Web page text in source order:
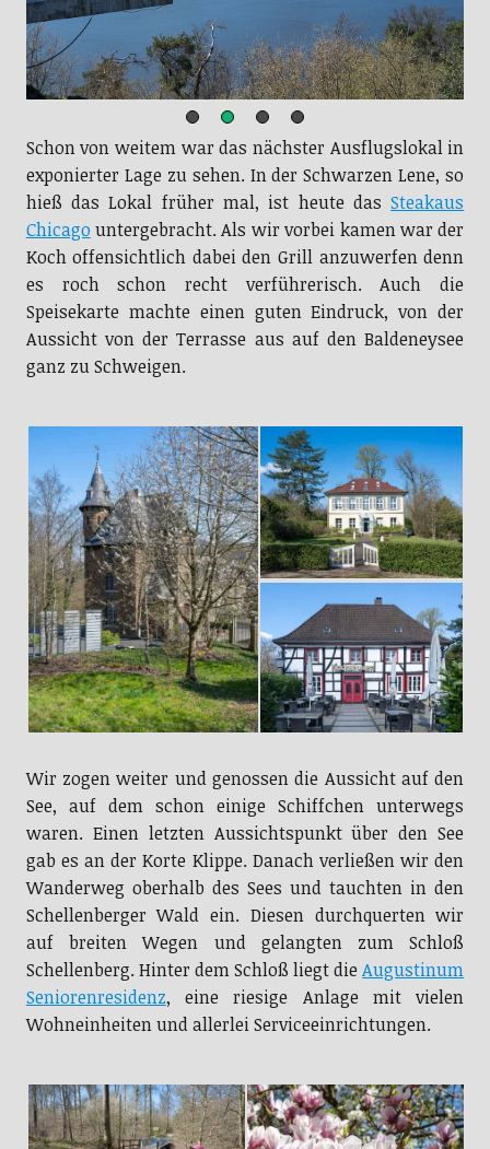
Schon von weitem war das nächster Ausflugslokal in
exponierter Lage zu sehen. In der Schwarzen Lene, so
hieß das Lokal früher mal, ist heute dasSteakaus
Chicago untergebracht. Als wir vorbei kamen war der
Koch offensichtlich dabei den Grill anzuwerfen denn
es roch schon recht verführerisch. Auch die
Speisekarte machte einen guten Eindruck, von der
Aussicht von der Terrasse aus auf den Baldeneysee
ganz zu Schweigen.
Wir zogen weiter und genossen die Aussicht auf den
See, auf dem schon einige Schiffchen unterwegs
waren. Einen letzten Aussichtspunkt über den See
gab es an der Korte Klippe. Danach verließen wir den
Wanderweg oberhalb des Sees und tauchten in den
Schellenberger Wald ein. Diesen durchquerten wir
auf breiten Wegen und gelangten zum Schloß
Schellenberg. Hinter dem Schloß liegt dieAugustinum
Seniorenresidenz, eine riesige Anlage mit vielen
Wohneinheiten und allerlei Serviceeinrichtungen.